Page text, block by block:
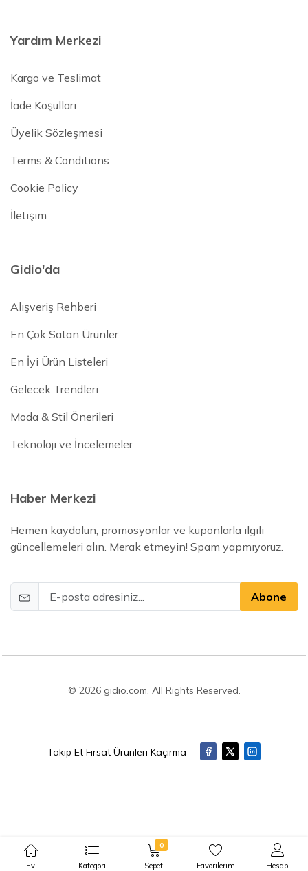
Yardım Merkezi
Kargo ve Teslimat
İade Koşulları
Üyelik Sözleşmesi
Terms & Conditions
Cookie Policy
İletişim
Gidio'da
Alışveriş Rehberi
En Çok Satan Ürünler
En İyi Ürün Listeleri
Gelecek Trendleri
Moda & Stil Önerileri
Teknoloji ve İncelemeler
Haber Merkezi
Hemen kaydolun, promosyonlar ve kuponlarla ilgili
güncellemeleri alın. Merak etmeyin! Spam yapmıyoruz.
Abone
© 2026 gidio.com. All Rights Reserved.
Takip Et Fırsat Ürünleri Kaçırma
Ev Kategori
0
Sepet Favorilerim Hesap